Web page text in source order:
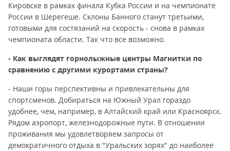
Кировске в рамках финала Кубка России и на чемпионате
России в Шерегеше. Склоны Банного станут третьими,
готовыми для состязаний на скорость - снова в рамках
чемпионата области. Так что все возможно.
- Как выглядят горнолыжные центры Магнитки по
сравнению с другими курортами страны?
- Наши горы перспективны и привлекательны для
спортсменов. Добираться на Южный Урал гораздо
удобнее, чем, например, в Алтайский край или Красноярск.
Рядом аэропорт, железнодорожные пути. В отношении
проживания мы удовлетворяем запросы от
демократичного отдыха в "Уральских зорях" до наиболее